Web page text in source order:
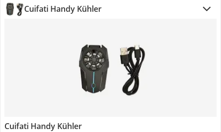
Cuifati Handy Kühler
Cuifati Handy Kühler